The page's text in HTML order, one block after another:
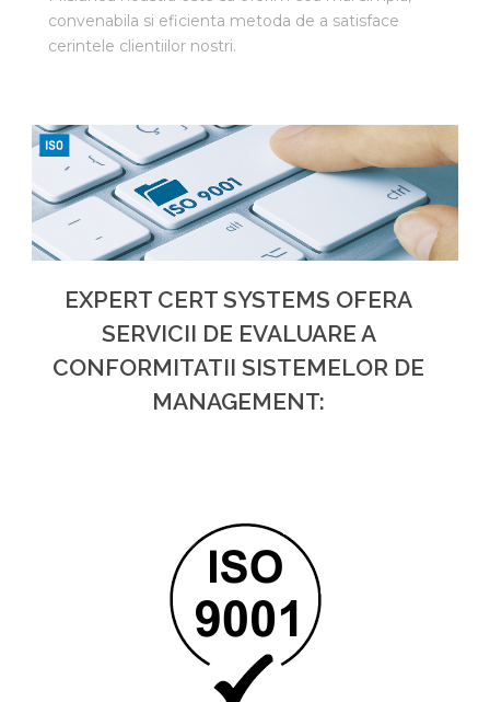
convenabila si eficienta metoda de a satisface
cerintele clientiilor nostri.
EXPERT CERT SYSTEMS OFERA
SERVICII DE EVALUARE A
CONFORMITATII SISTEMELOR DE
MANAGEMENT: